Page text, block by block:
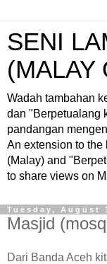
SENI
(MALAY
Wadah tambahan
dan "Berpetualang
pandangan
An extension to
(Malay) and
to share views on
Tuesday, August
Masjid
Dari Banda Aceh